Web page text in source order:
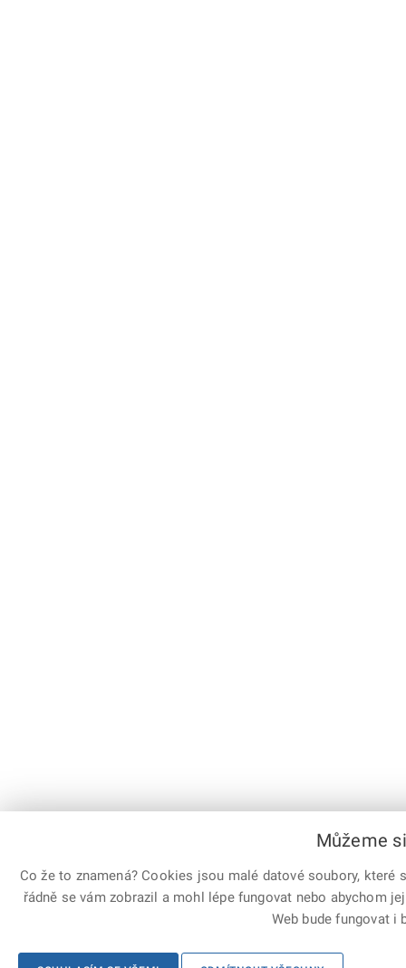
Můžeme
Co že to znamená? Cookies jsou malé datové soubory,
řádně se vám zobrazil a mohl lépe fungovat nebo abychom
Web bude fungovat i